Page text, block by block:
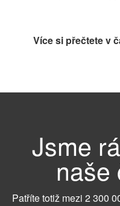
Více si přečtete v
Jsme
naše
Patříte totiž mezi 2 300